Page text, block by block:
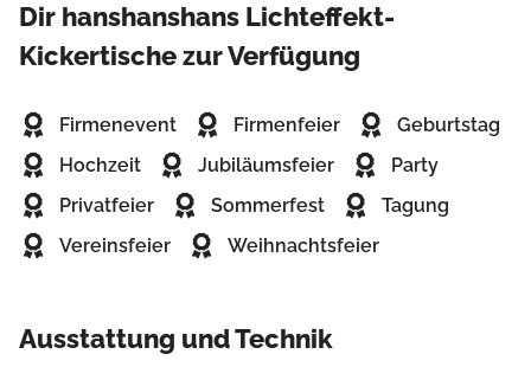
Dir hanshanshans Lichteffekt-
Kickertische zur Verfügung
Firmenevent Firmenfeier
Geburtstag
Hochzeit
Jubiläumsfeier
Party
Privatfeier
Sommerfest
Tagung
Vereinsfeier
Weihnachtsfeier
Ausstattung und Technik